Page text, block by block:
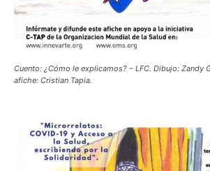
Cuento: ¿Cómo le explicamos? – LFC. Dibujo: Zandy
afiche: Cristian Tapia.